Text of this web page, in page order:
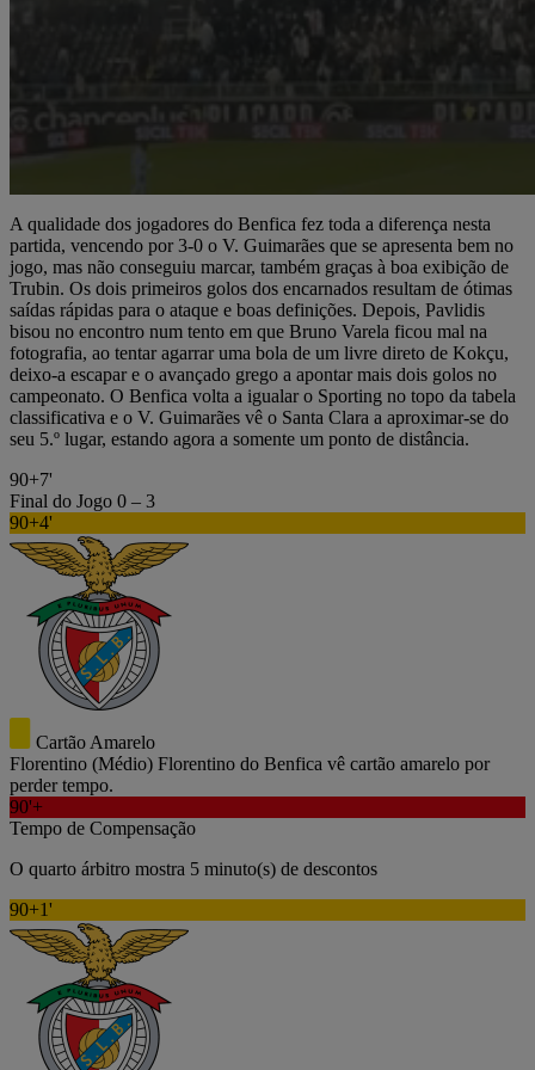
A qualidade dos jogadores do Benfica fez toda a diferença nesta
partida, vencendo por 3-0 o V. Guimarães que se apresenta bem no
jogo, mas não conseguiu marcar, também graças à boa exibição de
Trubin. Os dois primeiros golos dos encarnados resultam de ótimas
saídas rápidas para o ataque e boas definições. Depois, Pavlidis
bisou no encontro num tento em que Bruno Varela ficou mal na
fotografia, ao tentar agarrar uma bola de um livre direto de Kokçu,
deixo-a escapar e o avançado grego a apontar mais dois golos no
campeonato. O Benfica volta a igualar o Sporting no topo da tabela
classificativa e o V. Guimarães vê o Santa Clara a aproximar-se do
seu 5.º lugar, estando agora a somente um ponto de distância.
90+7'
Final do Jogo 0 – 3
90+4'
Cartão Amarelo
Florentino (Médio) Florentino do Benfica vê cartão amarelo por
perder tempo.
90'+
Tempo de Compensação
O quarto árbitro mostra 5 minuto(s) de descontos
90+1'